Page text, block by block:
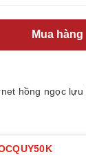
Mua hàng
hồng ngọc lựu